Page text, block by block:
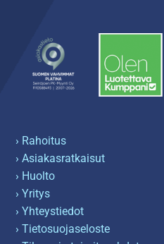
› Rahoitus
› Asiakasratkaisut
› Huolto
› Yritys
› Yhteystiedot
› Tietosuojaseloste